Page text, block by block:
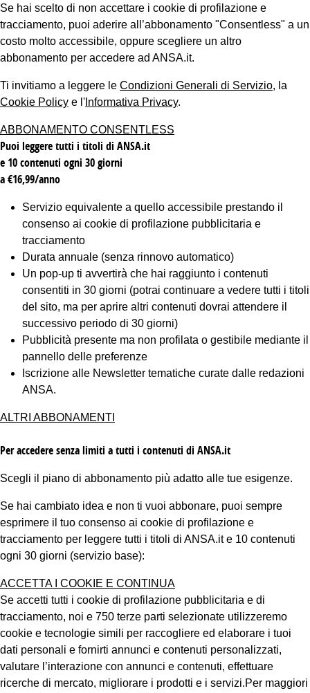
Se hai scelto di non accettare i cookie di profilazione e
tracciamento, puoi aderire all’abbonamento "Consentless" a un
costo molto accessibile, oppure scegliere un altro
abbonamento per accedere ad ANSA.it.
Ti invitiamo a leggere le Condizioni Generali di Servizio, la
Cookie Policy e l' Informativa Privacy.
ABBONAMENTO CONSENTLESS
Puoi leggere tutti i titoli di ANSA.it
e 10 contenuti ogni 30 giorni
a €16,99/anno
Servizio equivalente a quello accessibile prestando il
consenso ai cookie di profilazione pubblicitaria e
tracciamento
Durata annuale (senza rinnovo automatico)
Un pop-up ti avvertirà che hai raggiunto i contenuti
consentiti in 30 giorni (potrai continuare a vedere tutti i titoli
del sito, ma per aprire altri contenuti dovrai attendere il
successivo periodo di 30 giorni)
Pubblicità presente ma non profilata o gestibile mediante il
pannello delle preferenze
Iscrizione alle Newsletter tematiche curate dalle redazioni
ANSA.
ALTRI ABBONAMENTI
Per accedere senza limiti a tutti i contenuti di ANSA.it
Scegli il piano di abbonamento più adatto alle tue esigenze.
Se hai cambiato idea e non ti vuoi abbonare, puoi sempre
esprimere il tuo consenso ai cookie di profilazione e
tracciamento per leggere tutti i titoli di ANSA.it e 10 contenuti
ogni 30 giorni (servizio base):
ACCETTA I COOKIE E CONTINUA
Se accetti tutti i cookie di profilazione pubblicitaria e di
tracciamento, noi e 750 terze parti selezionate utilizzeremo
cookie e tecnologie simili per raccogliere ed elaborare i tuoi
dati personali e fornirti annunci e contenuti personalizzati,
valutare l’interazione con annunci e contenuti, effettuare
ricerche di mercato, migliorare i prodotti e i servizi.Per maggiori